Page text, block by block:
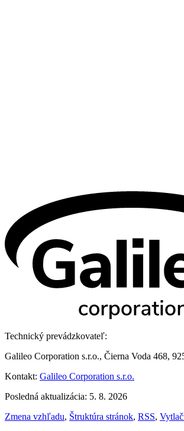
Technický prevádzkovateľ:
Galileo Corporation s.r.o., Čierna Voda 468,
Kontakt: Galileo Corporation s.r.o.
Posledná aktualizácia: 5. 8. 2026
Zmena vzhľadu, Štruktúra stránok, RSS,